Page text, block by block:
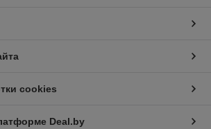
cookies
Deal.by